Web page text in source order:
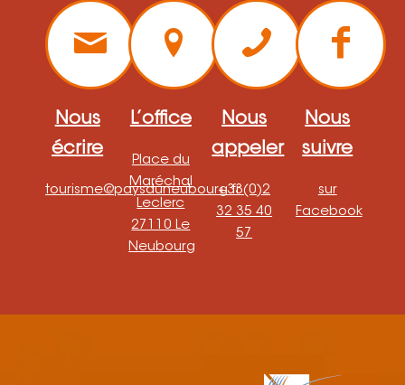
Nous
écrire
tourisme@paysduneubourg.fr
L’office
Place du
Maréchal
Leclerc
27110 Le
Neubourg
Nous
appeler
+33(0)2
32 35 40
57
Nous
suivre
sur
Facebook